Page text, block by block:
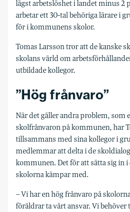
lägst arbetslöshet i landet minus 2
arbetar ett 30-tal behöriga lärare i
för i kommunens skolor.
Tomas Larsson tror att de kanske
skolans värld om
utbildade kollegor.
”Hög frånvaro”
När det gäller andra problem, som
skolfrånvaron på kommunen, har
tillsammans med sina kollegor i
medlemmar att delta i de
kommunen. Det för att sätta sig in
skolorna kämpar med.
– Vi har en hög frånvaro på
föräldrar ta vårt ansvar. Vi behöver